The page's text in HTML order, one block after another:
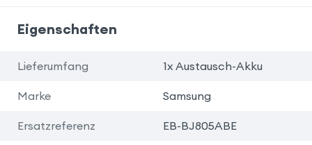
Eigenschaften
Lieferumfang 1x Austausch-Akku
Marke Samsung
Ersatzreferenz EB-BJ805ABE